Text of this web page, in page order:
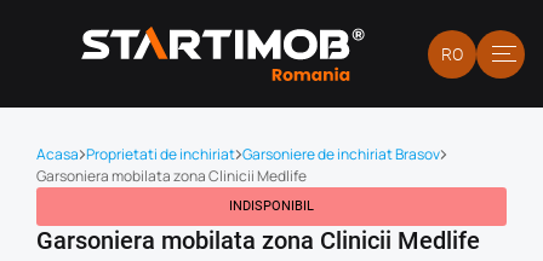
RO
Acasa Proprietati de inchiriat Garsoniere de inchiriat Brasov
Garsoniera mobilata zona Clinicii Medlife
INDISPONIBIL
Garsoniera mobilata zona Clinicii Medlife